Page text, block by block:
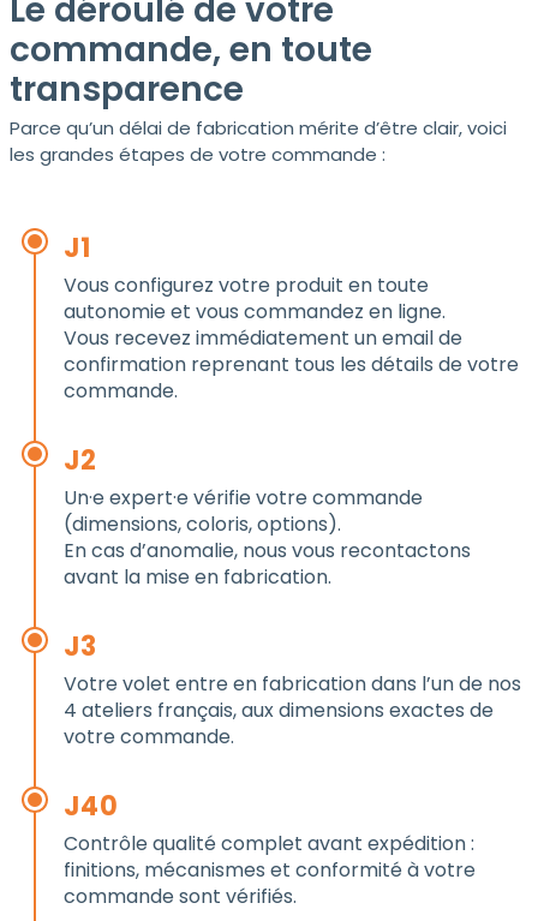
Le déroulé de votre
commande, en toute
transparence
Parce qu’un délai de fabrication mérite d’être clair, voici
les grandes étapes de votre commande :
J1
Vous configurez votre produit en toute
autonomie et vous commandez en ligne.
Vous recevez immédiatement un email de
confirmation reprenant tous les détails de votre
commande.
J2
Un·e expert·e vérifie votre commande
(dimensions, coloris, options).
En cas d’anomalie, nous vous recontactons
avant la mise en fabrication.
J3
Votre volet entre en fabrication dans l’un de nos
4 ateliers français, aux dimensions exactes de
votre commande.
J40
Contrôle qualité complet avant expédition :
finitions, mécanismes et conformité à votre
commande sont vérifiés.